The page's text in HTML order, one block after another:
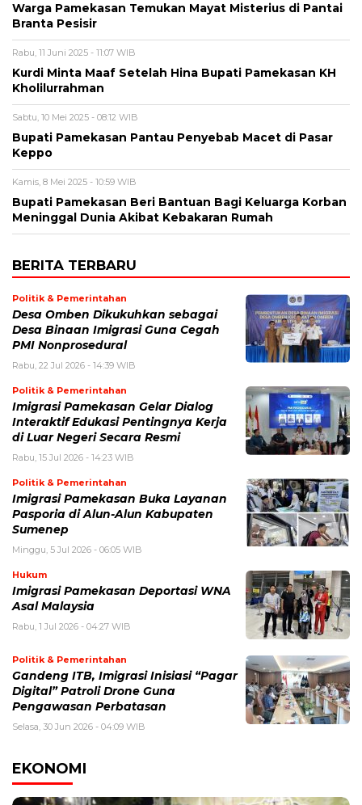
Warga Pamekasan Temukan Mayat Misterius di Pantai
Branta Pesisir
Rabu, 11 Juni 2025 - 11:07 WIB
Kurdi Minta Maaf Setelah Hina Bupati Pamekasan KH
Kholilurrahman
Sabtu, 10 Mei 2025 - 08:12 WIB
Bupati Pamekasan Pantau Penyebab Macet di Pasar
Keppo
Kamis, 8 Mei 2025 - 10:59 WIB
Bupati Pamekasan Beri Bantuan Bagi Keluarga Korban
Meninggal Dunia Akibat Kebakaran Rumah
BERITA TERBARU
Politik & Pemerintahan
Desa Omben Dikukuhkan sebagai
Desa Binaan Imigrasi Guna Cegah
PMI Nonprosedural
Rabu, 22 Jul 2026 - 14:39 WIB
Politik & Pemerintahan
Imigrasi Pamekasan Gelar Dialog
Interaktif Edukasi Pentingnya Kerja
di Luar Negeri Secara Resmi
Rabu, 15 Jul 2026 - 14:23 WIB
Politik & Pemerintahan
Imigrasi Pamekasan Buka Layanan
Pasporia di Alun-Alun Kabupaten
Sumenep
Minggu, 5 Jul 2026 - 06:05 WIB
Hukum
Imigrasi Pamekasan Deportasi WNA
Asal Malaysia
Rabu, 1 Jul 2026 - 04:27 WIB
Politik & Pemerintahan
Gandeng ITB, Imigrasi Inisiasi “Pagar
Digital” Patroli Drone Guna
Pengawasan Perbatasan
Selasa, 30 Jun 2026 - 04:09 WIB
EKONOMI